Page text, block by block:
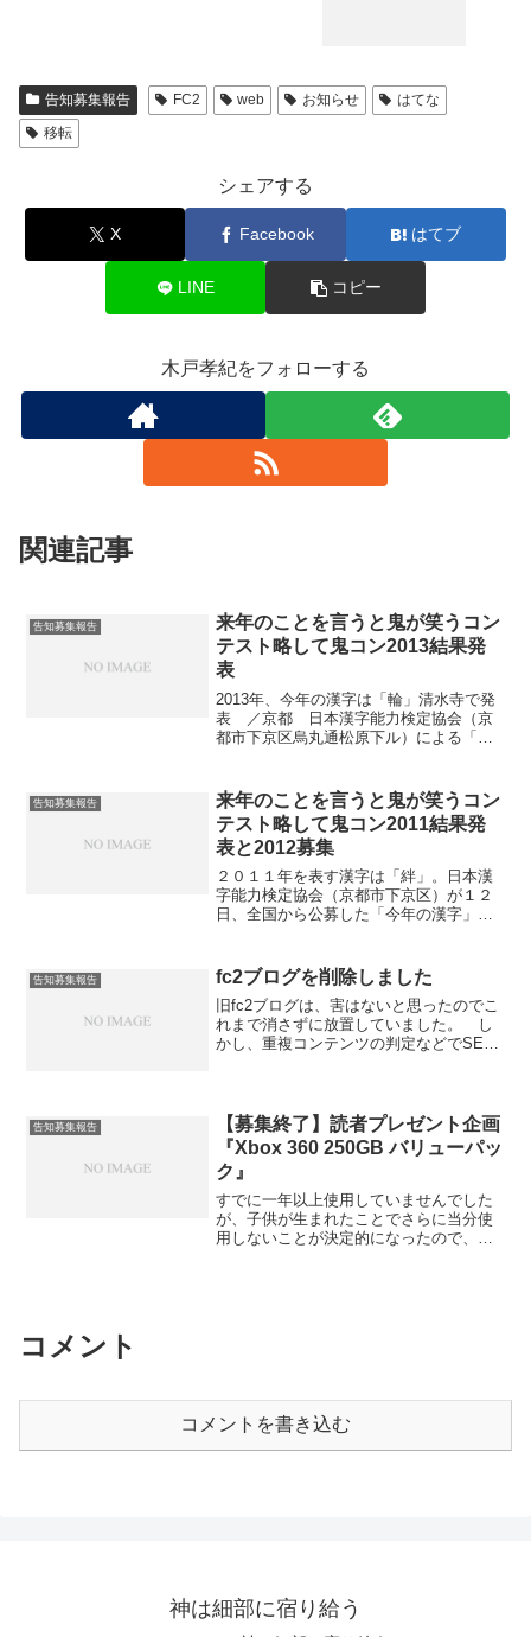
告知募集報告 FC2 web お知らせ
はてな
移転
シェアする
X Facebook はてブ
LINE コピー
木戸孝紀をフォローする
関連記事
告知募集報告
来年のことを言うと鬼が笑うコン
テスト略して鬼コン2013結果発
表
2013年、今年の漢字は「輪」清水寺で発
表 ／京都 日本漢字能力検定協会（京
都市下京区烏丸通松原下ル）による「今
ごう）した。（烏丸経済新聞） 今年で
19回目となる同イベント。全国に設置し
た応募箱やはがき、インターネットを通
じて、11月1日から12月5日まで「今年の
世相を表す漢字」を募集した。今年は初
めて、中国、台湾、ベトナムなどの海外
からの応募も受け付けた。 2013年の
「今年の漢字」には「輪」が選ばれた。
られた。2位以下は「楽」「倍」などの漢
字が続いた。 揮毫された漢字は今年1年
の出来事を清め、来年の幸せを願う目的
で清水寺「奥の院」に奉納される。12月
13日から同31日正午まで清水寺本堂で一
告知募集報告
来年のことを言うと鬼が笑うコン
テスト略して鬼コン2011結果発
表と2012募集
２０１１年を表す漢字は「絆」。日本漢
字能力検定協会（京都市下京区）が１２
日、全国から公募した「今年の漢字」を
す）が巨大な和紙に墨で書き上げた。
東日本大震災や台風被害に揺れた今年１
年を反映し、２位は「災」、３位は
「震」と続いた。「今年の漢字」は阪神
大震災が起きた１９９５年の「震」に始
か！ 出来レース許せんやり直しを要求
するー！HN予想細草『反』ブリキの
『嵐』木戸孝紀『信』oryza『地』 とい
うわけで当然のように全員玉砕。しか
し、前回のコメント欄まで考え合わせる
とけっこう惜しいとも言えるかな。
oryzaさんの『地』はもちろん震災、ブリ
告知募集報告 fc2ブログを削除しました
旧fc2ブログは、害はないと思ったのでこ
れまで消さずに放置していました。 し
かし、重複コンテンツの判定などでSEO
ツは、以前からすべてここに移してあり
ますのでこれによって見られなくなるも
のはないはずです。参考までに。
告知募集報告
【募集終了】読者プレゼント企画
『Xbox 360 250GB バリューパッ
ク』
すでに一年以上使用していませんでした
が、子供が生まれたことでさらに当分使
用しないことが決定的になったので、読
コントローラの単三電池2本だけだと思い
ます。 Hulu 1ヶ月無料トライアルコー
コメント
コメントを書き込む
神は細部に宿り給う